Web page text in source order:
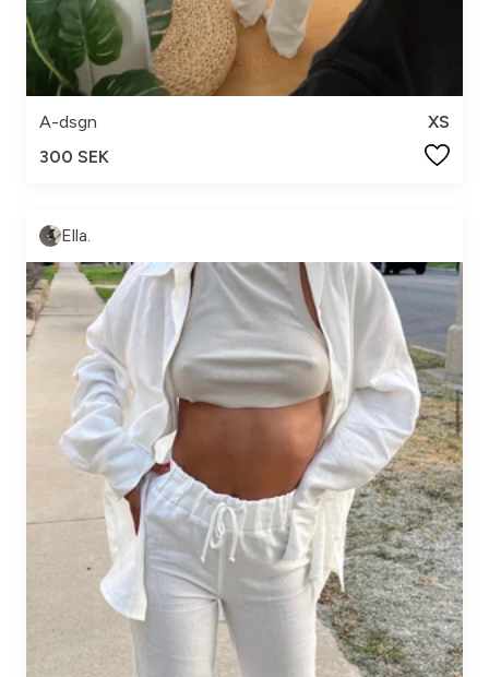
A-dsgn
XS
300 SEK
Ella.